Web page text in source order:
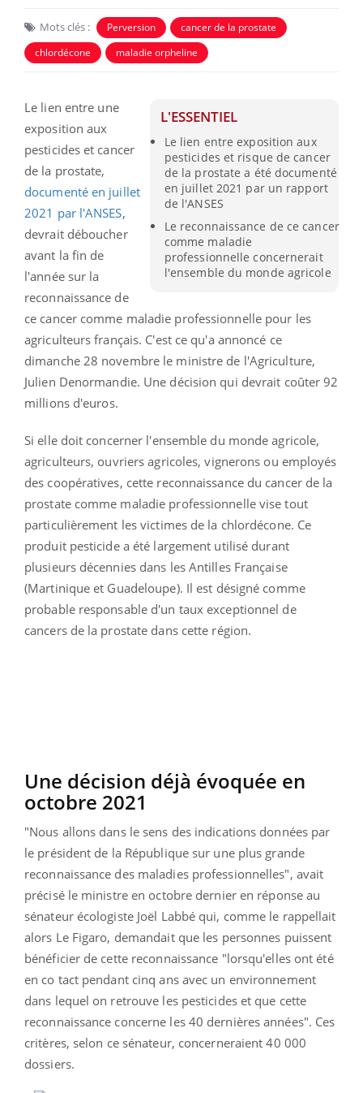
Mots clés : Perversion
cancer de la prostate
chlordécone
maladie orpheline
L'ESSENTIEL
Le lien entre exposition aux
pesticides et risque de cancer
de la prostate a été documenté
en juillet 2021 par un rapport
de l'ANSES
Le reconnaissance de ce cancer
comme maladie
professionnelle concernerait
l'ensemble du monde agricole
Le lien entre une
exposition aux
pesticides et cancer
de la prostate,
documenté en juillet
2021 par l'ANSES,
devrait déboucher
avant la fin de
l'année sur la
reconnaissance de
ce cancer comme maladie professionnelle pour les
agriculteurs français. C'est ce qu'a annoncé ce
dimanche 28 novembre le ministre de l'Agriculture,
Julien Denormandie. Une décision qui devrait coûter 92
millions d'euros.
Si elle doit concerner l'ensemble du monde agricole,
agriculteurs, ouvriers agricoles, vignerons ou employés
des coopératives, cette reconnaissance du cancer de la
prostate comme maladie professionnelle vise tout
particulièrement les victimes de la chlordécone. Ce
produit pesticide a été largement utilisé durant
plusieurs décennies dans les Antilles Française
(Martinique et Guadeloupe). Il est désigné comme
probable responsable d'un taux exceptionnel de
cancers de la prostate dans cette région.
Une décision déjà évoquée en
octobre 2021
"Nous allons dans le sens des indications données par
le président de la République sur une plus grande
reconnaissance des maladies professionnelles", avait
précisé le ministre en octobre dernier en réponse au
sénateur écologiste Joël Labbé qui, comme le rappellait
alors Le Figaro, demandait que les personnes puissent
bénéficier de cette reconnaissance "lorsqu'elles ont été
en co tact pendant cinq ans avec un environnement
dans lequel on retrouve les pesticides et que cette
reconnaissance concerne les 40 dernières années". Ces
critères, selon ce sénateur, concerneraient 40 000
dossiers.